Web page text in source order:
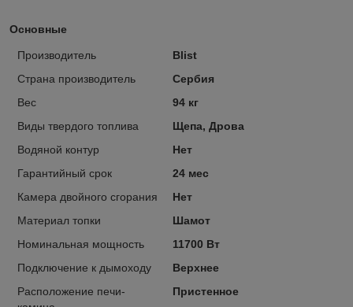
Основные
Производитель
Blist
Страна производитель
Сербия
Вес
94 кг
Виды твердого топлива
Щепа, Дрова
Водяной контур
Нет
Гарантийный срок
24 мес
Камера двойного сгорания
Нет
Материал топки
Шамот
Номинальная мощность
11700 Вт
Подключение к дымоходу
Верхнее
Расположение печи-
Пристенное